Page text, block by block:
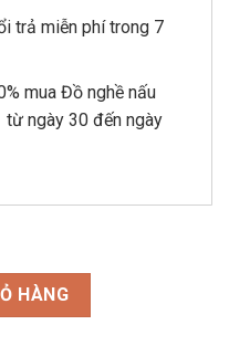
trả miễn phí trong 7
mua Đồ nghề nấu
ngày 30 đến ngày
VinSun số lượng
HÀNG